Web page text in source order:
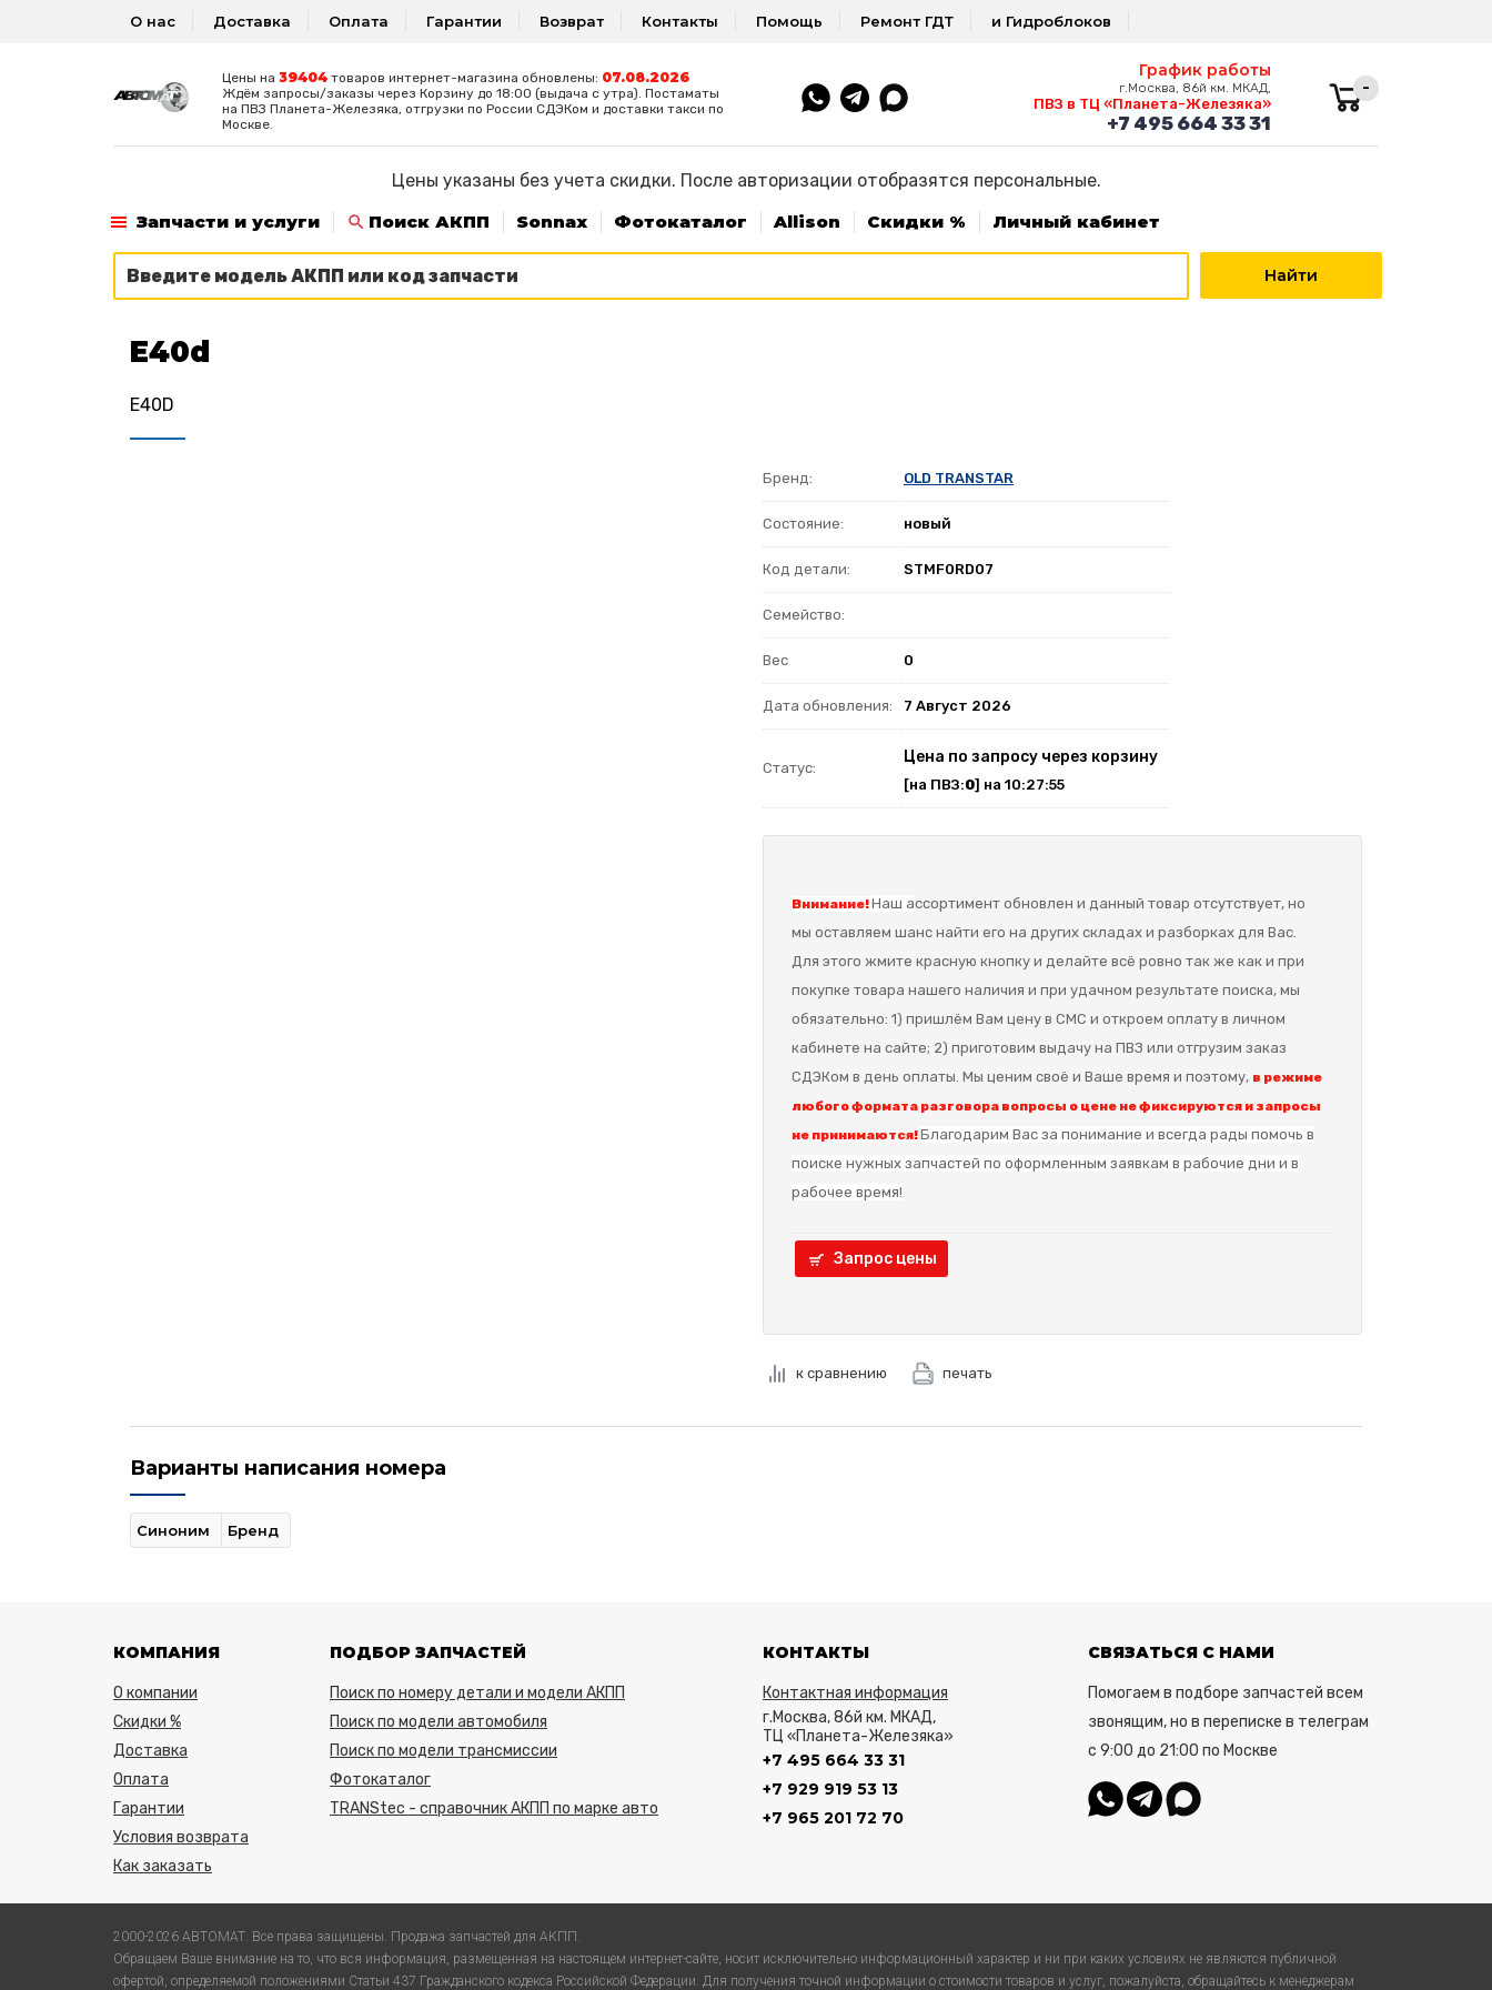
О нас Доставка Оплата Гарантии Возврат Контакты Помощь Ремонт ГДТ и Гидроблоков
Цены на 39404товаров интернет-магазина обновлены: 07.08.2026
Ждём запросы/заказы через Корзину до 18:00 (выдача с утра). Постаматы
на ПВЗ Планета-Железяка, отгрузки по России СДЭКом и доставки такси по
Москве.
График работы
г.Москва, 86й км. МКАД,
ПВЗ в ТЦ «Планета-Железяка»
+7 495 664 33 31
-
Цены указаны без учета скидки. После авторизации отобразятся персональные.
Запчасти и услуги
Поиск АКПП Sonnax Фотокаталог Allison Скидки % Личный кабинет
E40d
E40D
Бренд: OLD TRANSTAR
Состояние: новый
Код детали: STMF0RD07
Семейство:
Вес 0
Дата обновления: 7 Август 2026
Статус:
Цена по запросу через корзину
[на ПВЗ:0] на 10:27:55
Внимание!Наш ассортимент обновлен и данный товар отсутствует, но
мы оставляем шанс найти его на других складах и разборках для Вас.
Для этого жмите красную кнопку и делайте всё ровно так же как и при
покупке товара нашего наличия и при удачном результате поиска, мы
обязательно: 1) пришлём Вам цену в СМС и откроем оплату в личном
кабинете на сайте; 2) приготовим выдачу на ПВЗ или отгрузим заказ
СДЭКом в день оплаты. Мы ценим своё и Ваше время и поэтому, в режиме
любого формата разговора вопросы о цене не фиксируются и запросы
не принимаются!Благодарим Вас за понимание и всегда рады помочь в
поиске нужных запчастей по оформленным заявкам в рабочие дни и в
рабочее время!
Запрос цены
к сравнению печать
Варианты написания номера
Синоним Бренд
КОМПАНИЯ
О компании
Скидки %
Доставка
Оплата
Гарантии
Условия возврата
Как заказать
ПОДБОР ЗАПЧАСТЕЙ
Поиск по номеру детали и модели АКПП
Поиск по модели автомобиля
Поиск по модели трансмиссии
Фотокаталог
TRANStec - справочник АКПП по марке авто
КОНТАКТЫ
Контактная информация
г.Москва, 86й км. МКАД,
ТЦ «Планета-Железяка»
+7 495 664 33 31
+7 929 919 53 13
+7 965 201 72 70
СВЯЗАТЬСЯ С НАМИ
Помогаем в подборе запчастей всем
звонящим, но в переписке в телеграм
с 9:00 до 21:00 по Москве
2000-2026 АВТОМАТ. Все права защищены. Продажа запчастей для АКПП.
Обращаем Ваше внимание на то, что вся информация, размещенная на настоящем интернет-сайте, носит исключительно информационный характер и ни при каких условиях не являются публичной
офертой, определяемой положениями Статьи 437 Гражданского кодекса Российской Федерации. Для получения точной информации о стоимости товаров и услуг, пожалуйста, обращайтесь к менеджерам